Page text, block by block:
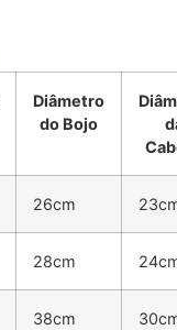
Diâmetro
do Bojo
26cm
28cm
38cm